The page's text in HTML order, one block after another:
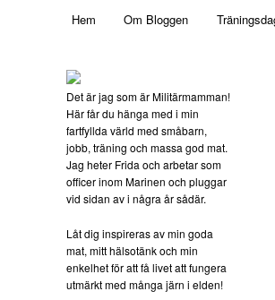
Militärmamman
Skip to primary content
Hem Om Bloggen
Det är jag som är Militärmamman!
Här får du hänga med i min
fartfyllda värld med småbarn,
jobb, träning och massa god mat.
Jag heter Frida och arbetar som
officer inom Marinen och pluggar
vid sidan av i några år sådär.
Låt dig inspireras av min goda
mat, mitt hälsotänk och min
enkelhet för att få livet att fungera
utmärkt med många järn i elden!